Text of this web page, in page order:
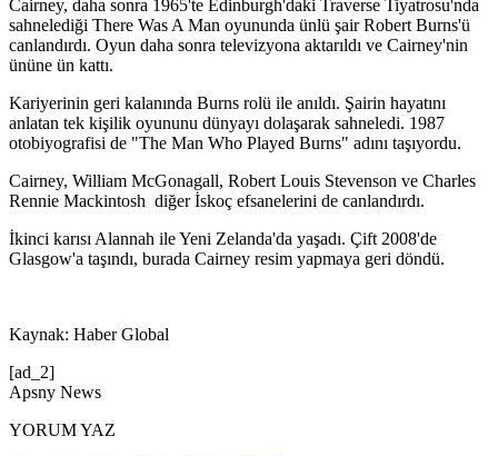
Cairney, daha sonra 1965'te Edinburgh'daki Traverse Tiyatrosu'nda
sahnelediği There Was A Man oyununda ünlü şair Robert Burns'ü
canlandırdı. Oyun daha sonra televizyona aktarıldı ve Cairney'nin
ününe ün kattı.
Kariyerinin geri kalanında Burns rolü ile anıldı. Şairin hayatını
anlatan tek kişilik oyununu dünyayı dolaşarak sahneledi. 1987
otobiyografisi de "The Man Who Played Burns" adını taşıyordu.
Cairney, William McGonagall, Robert Louis Stevenson ve Charles
Rennie Mackintosh diğer İskoç efsanelerini de canlandırdı.
İkinci karısı Alannah ile Yeni Zelanda'da yaşadı. Çift 2008'de
Glasgow'a taşındı, burada Cairney resim yapmaya geri döndü.
Kaynak: Haber Global
[ad_2]
Apsny News
YORUM YAZ